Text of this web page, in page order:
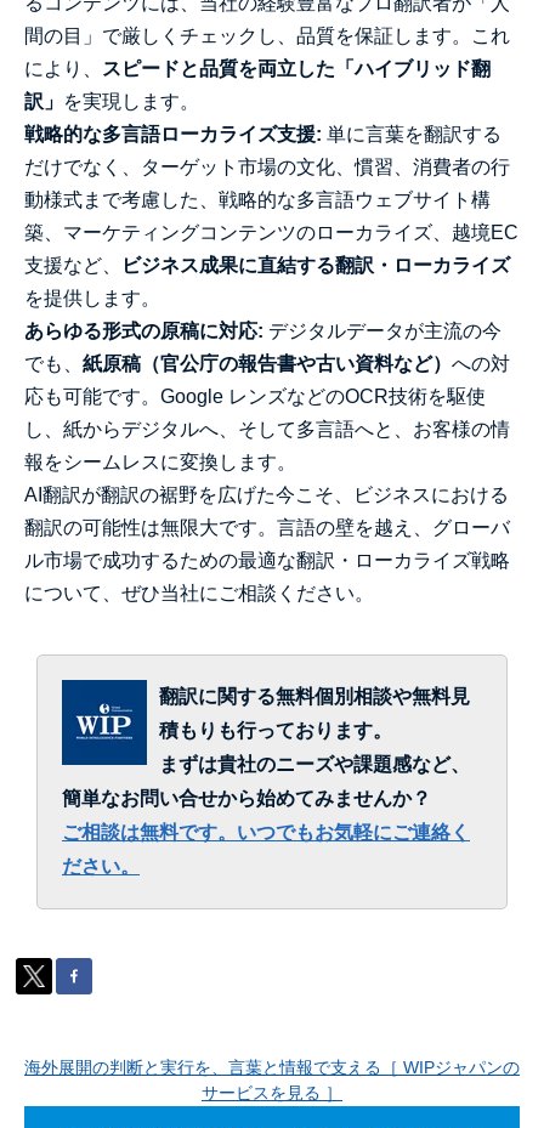
間の目」で厳しくチェックし、品質を保証します。これ
により、
スピードと品質を両立した「ハイブリッド翻
訳」 を実現します。
戦略的な多言語ローカライズ支援: 単に言葉を翻訳する
だけでなく、ターゲット市場の文化、慣習、消費者の行
動様式まで考慮した、戦略的な多言語ウェブサイト構
築、マーケティングコンテンツのローカライズ、越境EC
支援など、
ビジネス成果に直結する翻訳・ローカライズ
を提供します。
あらゆる形式の原稿に対応: デジタルデータが主流の今
でも、 紙原稿（官公庁の報告書や古い資料など） への対
応も可能です。Google レンズなどのOCR技術を駆使
し、紙からデジタルへ、そして多言語へと、お客様の情
報をシームレスに変換します。
AI翻訳が翻訳の裾野を広げた今こそ、ビジネスにおける
翻訳の可能性は無限大です。言語の壁を越え、グローバ
ル市場で成功するための最適な翻訳・ローカライズ戦略
について、ぜひ当社にご相談ください。
翻訳に関する無料個別相談や無料見
積もりも行っております。
まずは貴社のニーズや課題感など、
簡単なお問い合せから始めてみませんか？
ご相談は無料です。いつでもお気軽にご連絡く
ださい。
海外展開の判断と実行を、言葉と情報で支える［ WIPジャパンの
サービスを見る ］